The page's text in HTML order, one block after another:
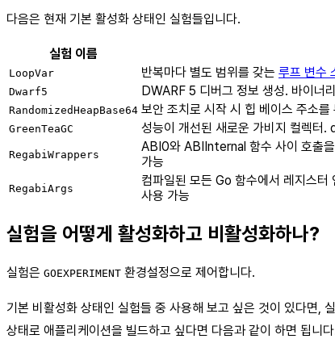
다음은 현재 기본 활성화 상태인 실험들입니다.
실험 이름
LoopVar 반복마다 별도 범위를 갖는 루프 변수
Dwarf5 DWARF 5 디버그 정보 생성. 바이너
RandomizedHeapBase64 보안 조치로 시작 시 힙 베이스 주소를
GreenTeaGC 성능이 개선된 새로운 가비지 컬렉터
RegabiWrappers
ABI0와 ABIInternal 함수 사이 호출
가능
RegabiArgs
컴파일된 모든 Go 함수에서 레지스
사용 가능
실험을 어떻게 활성화하고 비활성화하나?
실험은 GOEXPERIMENT 환경설정으로 제어합니다.
기본 비활성화 상태인 실험들 중 사용해 보고 싶은 것이 있다면,
상태로 애플리케이션을 빌드하고 싶다면 다음과 같이 하면 됩니